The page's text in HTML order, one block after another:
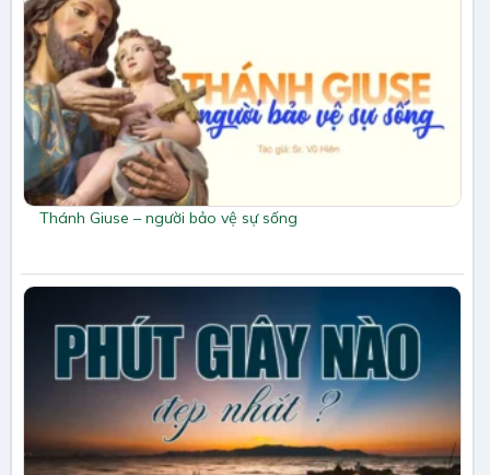
Thánh Giuse – người bảo vệ sự sống